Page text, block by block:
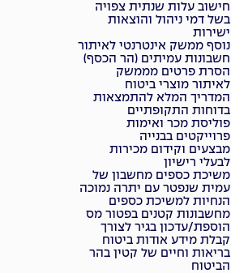
חישוב עלות שנתית צפויה
בשל דמי ניהול והוצאות
ישירות
נוסף ממשק אינטרנטי לאיתור
חשבונות עמיתים (הר הכסף)
הסרת פרטים מממשק
לאיתור מוצרי ביטוח
המדריך המלא להתמצאות
בדוחות התקופתיים
פוליסת מכר ואימות
פרוייקטים בבנייה
מבצעים וקידום מכירות
לבעלי רישיון
משיכת כספים מחשבון של
עמית שנפטר עם יתרה נמוכה
הנחיות למשיכת כספים
מחשבונות קטנים בפטור מס
הוספת/עדכון בגיר לצורך
קבלת מידע אודות ביטוח
בריאות וחיים של קטין בהר
הביטוח